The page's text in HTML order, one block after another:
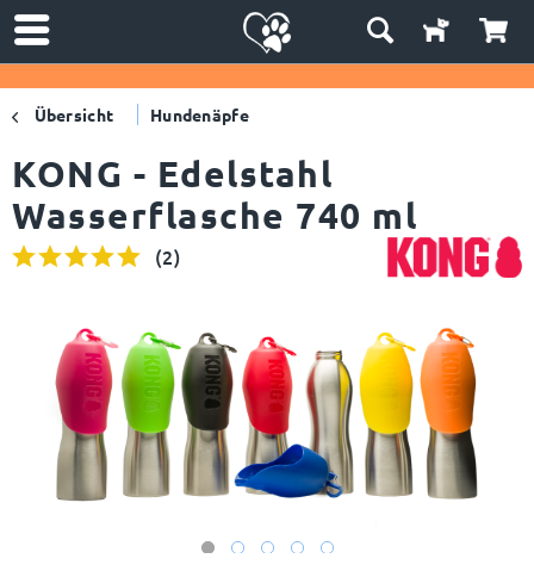
Übersicht Hundenäpfe
KONG - Edelstahl
Wasserflasche 740 ml
(2)